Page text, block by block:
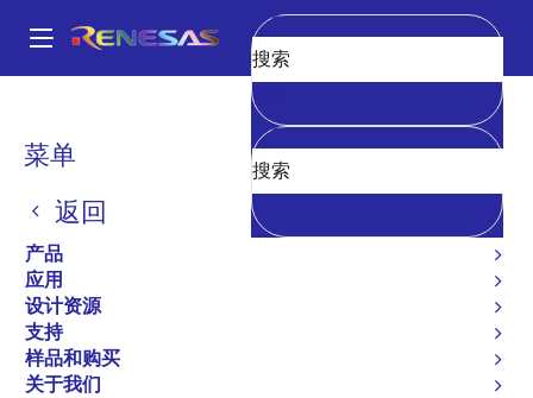
到
Main
navigation
菜单
返回
产品
应用
设计资源
支持
样品和购买
关于我们
清空
面
屑
ISL8013AEVAL2Z
3A High-Efficiency
Synchronous Buck
Regulator Evaluation
Board
ISL8013AEVAL2Z